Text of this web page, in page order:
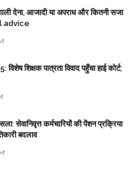
देना, आजादी या अपराध और कितनी सजा
advice
शिक्षक पात्रता विवाद पहुँचा हाई कोर्ट;
सेवानिवृत्त कर्मचारियों की पेंशन प्रक्रिया
बदलाव